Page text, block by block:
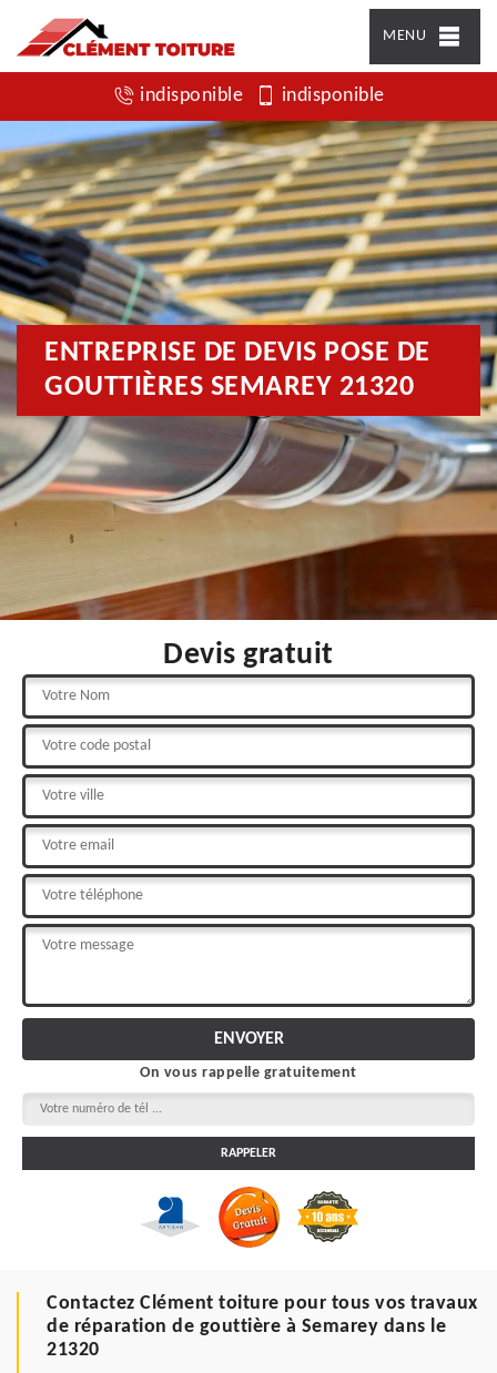
MENU
indisponible indisponible
ENTREPRISE DE DEVIS POSE DE
GOUTTIÈRES SEMAREY 21320
Devis gratuit
On vous rappelle gratuitement
Contactez Clément toiture pour tous vos travaux
de réparation de gouttière à Semarey dans le
21320